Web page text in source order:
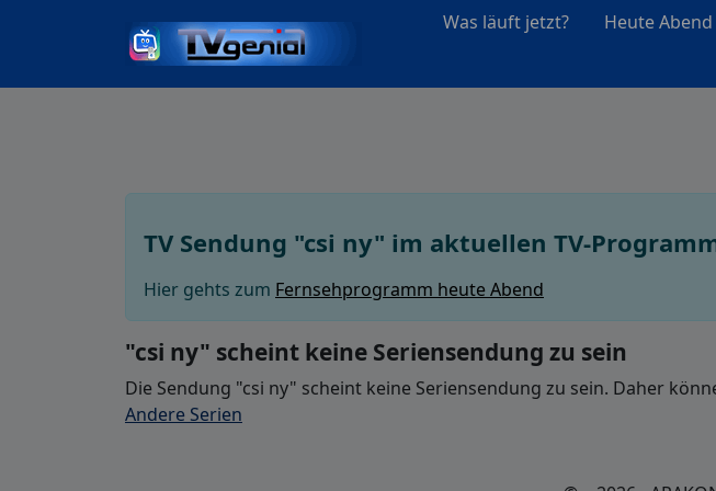
Was läuft jetzt? Heute Abend
TV Sendung "csi ny" im aktuellen TV-
Hier gehts zum Fernsehprogramm heute Abend
"csi ny" scheint keine Seriensendung zu sein
Die Sendung "csi ny" scheint keine Seriensendung zu sein. Daher
Andere Serien